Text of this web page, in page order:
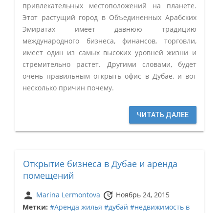
привлекательных местоположений на планете.
Этот растущий город в Объединенных Арабских
Эмиратах имеет давнюю традицию
международного бизнеса, финансов, торговли,
имеет один из самых высоких уровней жизни и
стремительно растет. Другими словами, будет
очень правильным открыть офис в Дубае, и вот
несколько причин почему.
ЧИТАТЬ ДАЛЕЕ
Открытие бизнеса в Дубае и аренда
помещений
person Marina Lermontova update Ноябрь 24, 2015
Метки: #Аренда жилья #дубай #недвижимость в